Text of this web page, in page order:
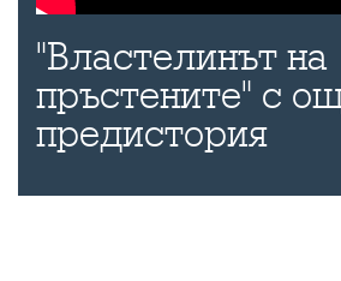
"Властелинът на
пръстените" с
предистория